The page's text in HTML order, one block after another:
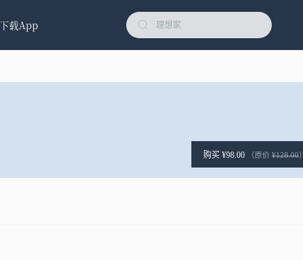
下载App
购买 ¥98.00 （原价 ¥128.00）